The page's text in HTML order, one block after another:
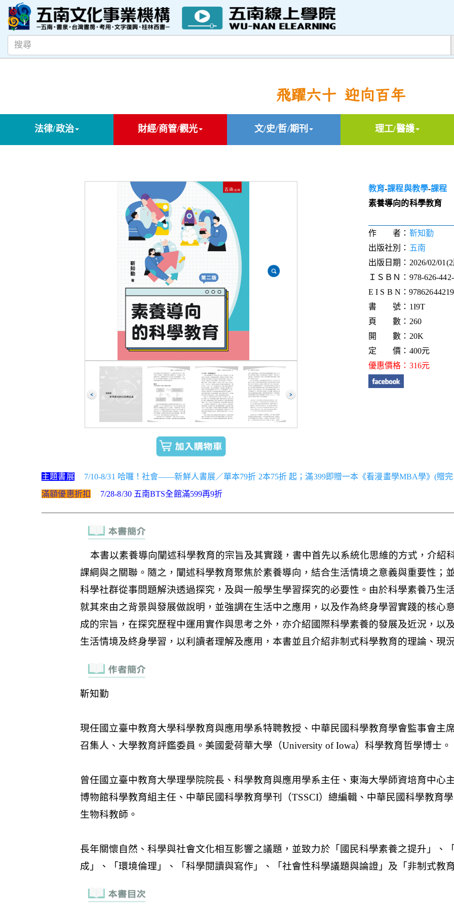
飛躍六十 迎向百年
法律/政治 財經/商管/觀光 文/史/哲/期刊 理工/醫護
教育-課程與教學-課程
素養導向的科學教育
作 者： 靳知勤
出版社別： 五南
出版日期：2026/02/
ＩＳＢＮ：978-626-
E I S B N：
書 號：1I9T
頁 數：260
開 數：20K
定 價：400元
優惠價格：316元
主題書展
7/10-8/31 哈囉！社會——新鮮人書展／單本79折 2本75折 起；滿399即贈一本《看漫畫學MBA學》(贈
滿額優惠折扣
7/28-8/30 五南BTS全館滿599再9折